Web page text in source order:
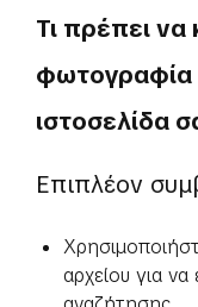
Τι πρέπει να
φωτογραφία
ιστοσελίδα
Επιπλέον
αρχείου για